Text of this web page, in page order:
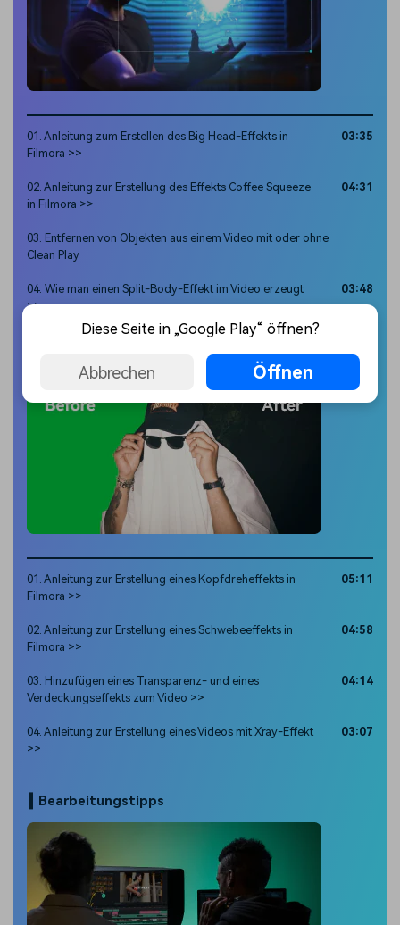
01. Anleitung zum Erstellen des Big Head-Effekts in
Filmora >>
03:35
02. Anleitung zur Erstellung des Effekts Coffee Squeeze
in Filmora >>
04:31
03. Entfernen von Objekten aus einem Video mit oder ohne
Clean Play
04. Wie man einen Split-Body-Effekt im Video erzeugt
>>
03:48
01. Anleitung zur Erstellung eines Kopfdreheffekts in
Filmora >>
05:11
02. Anleitung zur Erstellung eines Schwebeeffekts in
Filmora >>
04:58
03. Hinzufügen eines Transparenz- und eines
Verdeckungseffekts zum Video >>
04:14
04. Anleitung zur Erstellung eines Videos mit Xray-Effekt
>>
03:07
Bearbeitungstipps
Diese Seite in „Google Play“ öffnen?
Abbrechen Öffnen